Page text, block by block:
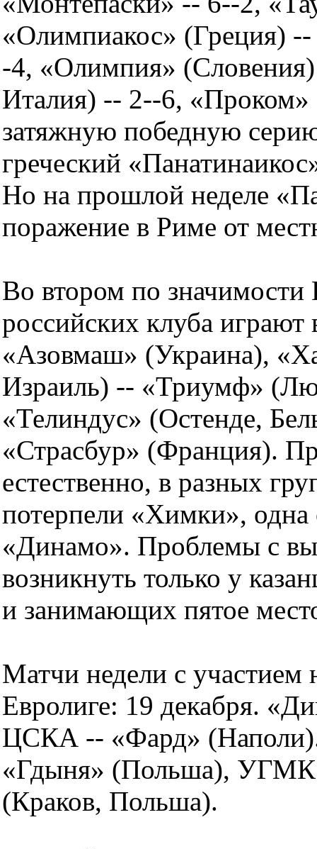
«Олимпиакос» (Греция)
-4, «Олимпия»
Италия) -- 2--6,
затяжную победную
греческий
Но на прошлой неделе
поражение в Риме от
Во втором по
российских клуба
«Азовмаш» (Украина),
Израиль) -- «Триумф»
«Телиндус» (Остенде,
«Страсбур» (Франция).
естественно, в разных
потерпели «Химки»,
«Динамо». Проблемы с
возникнуть только у
и занимающих пятое
Матчи недели с
Евролиге: 19 декабря.
ЦСКА -- «Фард»
«Гдыня» (Польша), УГМК
(Краков, Польша).